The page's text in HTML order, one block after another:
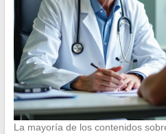
La mayoría de los contenidos